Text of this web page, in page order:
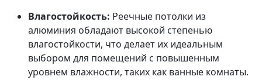
Влагостойкость: Реечные потолки из
алюминия обладают высокой степенью
влагостойкости, что делает их идеальным
выбором для помещений с повышенным
уровнем влажности, таких как ванные комнаты.